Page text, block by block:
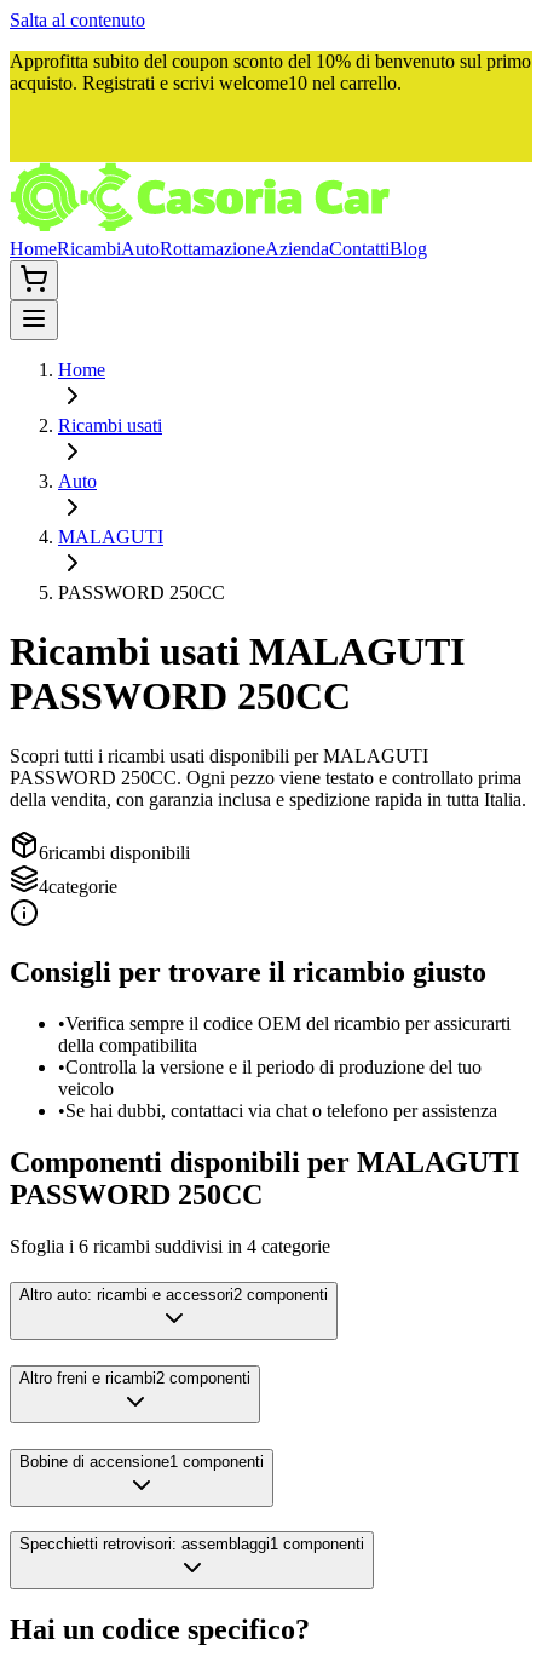
Salta al contenuto
Approfitta subito del coupon sconto del 10% di benvenuto sul primo
acquisto. Registrati e scrivi welcome10 nel carrello.
HomeRicambiAutoRottamazioneAziendaContattiBlog
Home
Ricambi usati
Auto
MALAGUTI
PASSWORD 250CC
Ricambi usati MALAGUTI
PASSWORD 250CC
Scopri tutti i ricambi usati disponibili perMALAGUTI
PASSWORD 250CC. Ogni pezzo viene testato e controllato prima
della vendita, con garanzia inclusa e spedizione rapida in tutta Italia.
6ricambi disponibili
4categorie
Consigli per trovare il ricambio giusto
•Verifica sempre il codice OEM del ricambio per assicurarti
della compatibilita
•Controlla la versione e il periodo di produzione del tuo
veicolo
•Se hai dubbi, contattaci via chat o telefono per assistenza
Componenti disponibili per MALAGUTI
PASSWORD 250CC
Sfoglia i 6 ricambi suddivisi in 4 categorie
Altro auto: ricambi e accessori2 componenti
Altro freni e ricambi2 componenti
Bobine di accensione1 componenti
Specchietti retrovisori: assemblaggi1 componenti
Hai un codice specifico?